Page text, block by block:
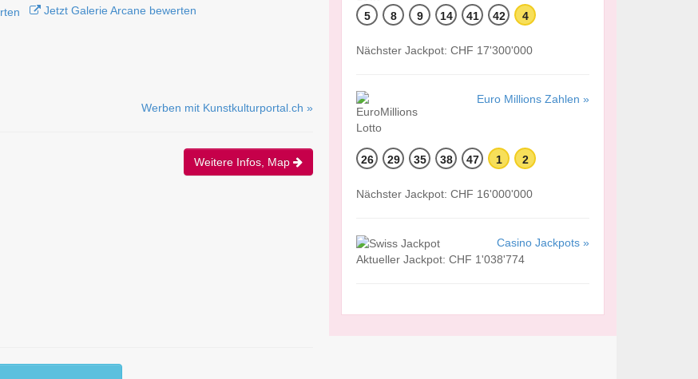
Jetzt Galerie Arcane bewerten
Werben mit Kunstkulturportal.ch »
Weitere Infos, Map
5 8 9 14 41 42 4
Nächster Jackpot: CHF 17'300'000
Euro Millions Zahlen »
26 29 35 38 47 1 2
Nächster Jackpot: CHF 16'000'000
Casino Jackpots »
Aktueller Jackpot: CHF 1'038'774